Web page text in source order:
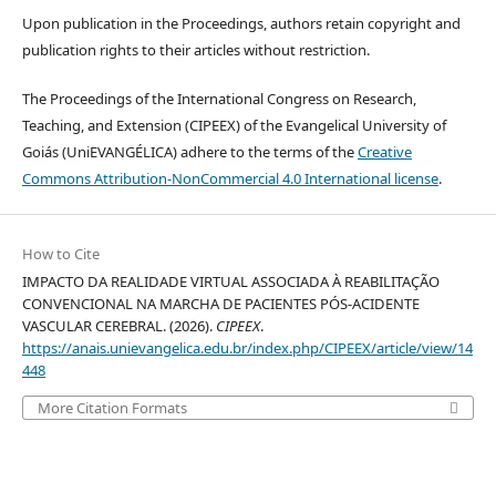
Upon publication in the Proceedings, authors retain copyright and
publication rights to their articles without restriction.
The Proceedings of the International Congress on Research,
Teaching, and Extension (CIPEEX) of the Evangelical University of
Goiás (UniEVANGÉLICA) adhere to the terms of theCreative
Commons Attribution-NonCommercial 4.0 International license.
How to Cite
IMPACTO DA REALIDADE VIRTUAL ASSOCIADA À REABILITAÇÃO
CONVENCIONAL NA MARCHA DE PACIENTES PÓS-ACIDENTE
VASCULAR CEREBRAL. (2026). CIPEEX.
https://anais.unievangelica.edu.br/index.php/CIPEEX/article/view/14
448
More Citation Formats